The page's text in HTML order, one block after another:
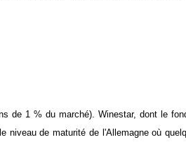
de 1 % du marché). Winestar, dont le
niveau de maturité de l'Allemagne où